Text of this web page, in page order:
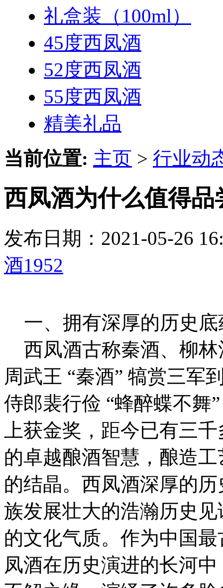
礼盒装（100ml）
45度西凤酒
52度西凤酒
55度西凤酒
精美礼品
当前位置: 主页 > 行业动
西凤酒为什么值得品
发布日期：2021-05-26
酒1952
一、拥有深厚的历史底
西凤酒古称秦酒、柳林
周武王 “秦酒” 犒赏三军
侍郎裴行俭 “蜂醉蝶不舞
上获金奖，距今已有三
的卓越酿酒智慧，酿造
的结晶。西凤酒深厚的
族发展壮大的浩瀚历史
的文化气质。作为中国
凤酒在历史演进的长河